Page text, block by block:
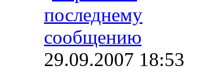
29.09.2007 18:53